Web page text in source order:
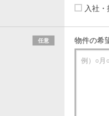
入社
任意 物件の希